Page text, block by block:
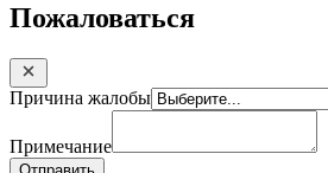
Пожаловаться
Причина жалобы
Примечание